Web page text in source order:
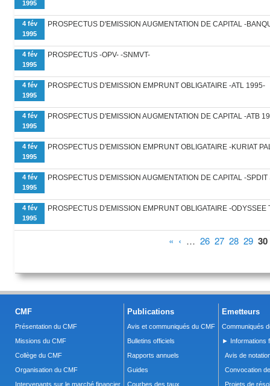
1995
4 fév
1995
PROSPECTUS D'EMISSION AUGMENTATION DE CAPITAL -
4 fév
1995
PROSPECTUS -OPV- -SNMVT-
4 fév
1995
PROSPECTUS D'EMISSION EMPRUNT OBLIGATAIRE -ATL 1995-
4 fév
1995
PROSPECTUS D'EMISSION AUGMENTATION DE CAPITAL -ATB
4 fév
1995
PROSPECTUS D'EMISSION EMPRUNT OBLIGATAIRE -KURIAT
4 fév
1995
PROSPECTUS D'EMISSION AUGMENTATION DE CAPITAL -
4 fév
1995
PROSPECTUS D'EMISSION EMPRUNT OBLIGATAIRE -ODYSSEE
« ‹ … 26 27 28 29 30
CMF
Présentation du CMF
Missions du CMF
Collège du CMF
Organisation du CMF
Intervenants sur le marché financier
Publications
Avis et communiqués du CMF
Bulletins officiels
Rapports annuels
Guides
Courbes des taux
Emetteurs
Communiqués
► Informations
Avis de
Convocation
Projets de